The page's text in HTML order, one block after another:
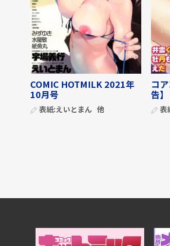
COMIC HOTMILK 2021年
10月号
表紙:えいとまん 他
コ
告】
表